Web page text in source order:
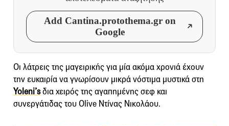
Add Cantina.protothema.gr on
Google
Οι λάτρεις της μαγειρικής για μία ακόμα χρονιά έχουν
την ευκαιρία να γνωρίσουν μικρά νόστιμα μυστικά στη
Yoleni’sδια χειρός της αγαπημένης σεφ και
συνεργάτιδας του Olive Ντίνας Νικολάου.